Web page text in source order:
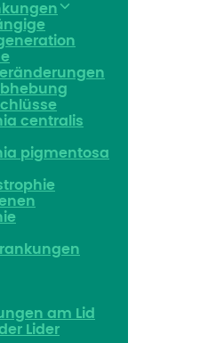
centralis
pigmentosa
am Lid
Lider